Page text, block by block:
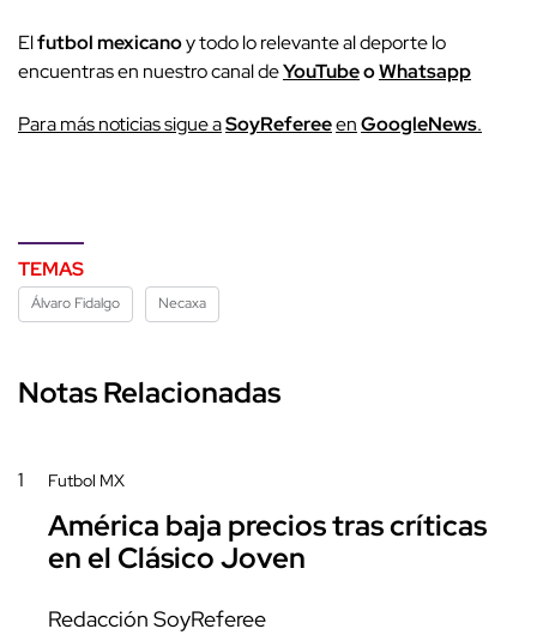
Elfutbol mexicanoy todo lo relevante al deporte lo
encuentras en nuestro canal deYouTubeoWhatsapp
Para más noticias sigue aSoyRefereeenGoogleNews.
TEMAS
Álvaro Fidalgo Necaxa
Notas Relacionadas
1 Futbol MX
América baja precios tras críticas
en el Clásico Joven
Redacción SoyReferee